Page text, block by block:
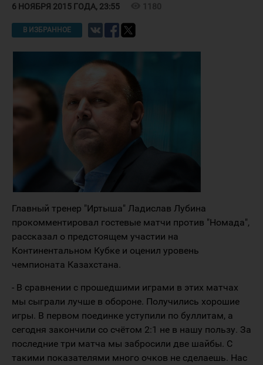
6 НОЯБРЯ 2015 ГОДА, 23:55 1180
В ИЗБРАННОЕ
Главный тренер "Иртыша" Ладислав Лубина
прокомментировал гостевые матчи против "Номада",
рассказал о предстоящем участии на
Континентальном Кубке и оценил уровень
чемпионата Казахстана.
- В сравнении с прошедшими играми в этих матчах
мы сыграли лучше в обороне. Получились хорошие
игры. В первом поединке уступили по буллитам, а
сегодня закончили со счётом 2:1 не в нашу пользу. За
последние три матча мы забросили две шайбы. С
такими показателями много очков не сделаешь. Нас